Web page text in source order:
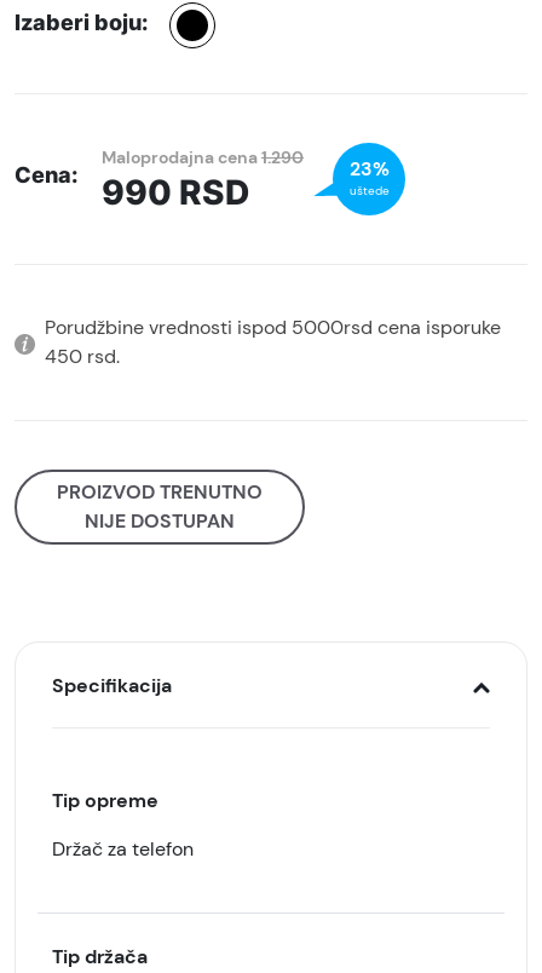
Izaberi boju:
Cena:
Maloprodajna cena1.290
990 RSD
23%
uštede
Porudžbine vrednosti ispod 5000rsd cena isporuke
450 rsd.
PROIZVOD TRENUTNO
NIJE DOSTUPAN
Specifikacija
Tip opreme
Držač za telefon
Tip držača